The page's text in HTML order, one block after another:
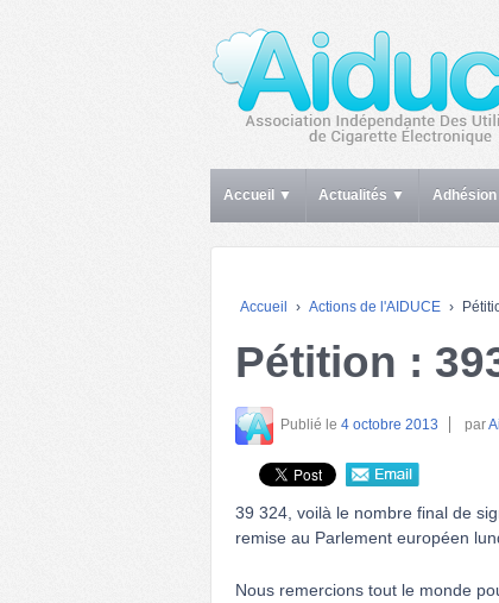
Accueil ▼ Actualités ▼
Accueil › Actions de l'AIDUCE ›
Pétition :
Publié le 4 octobre 2013 par
39 324, voilà le nombre final de
remise au Parlement européen
Nous remercions tout le monde